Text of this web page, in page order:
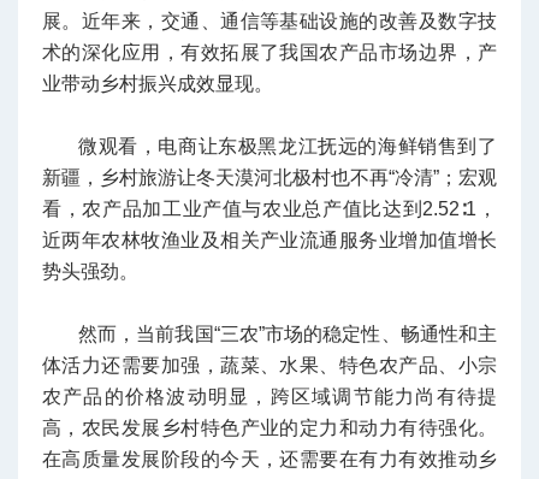
展。近年来，交通、通信等基础设施的改善及数字技
术的深化应用，有效拓展了我国农产品市场边界，产
业带动乡村振兴成效显现。
微观看，电商让东极黑龙江抚远的海鲜销售到了
新疆，乡村旅游让冬天漠河北极村也不再“冷清”；宏观
看，农产品加工业产值与农业总产值比达到2.52∶1，
近两年农林牧渔业及相关产业流通服务业增加值增长
势头强劲。
然而，当前我国“三农”市场的稳定性、畅通性和主
体活力还需要加强，蔬菜、水果、特色农产品、小宗
农产品的价格波动明显，跨区域调节能力尚有待提
高，农民发展乡村特色产业的定力和动力有待强化。
在高质量发展阶段的今天，还需要在有力有效推动乡